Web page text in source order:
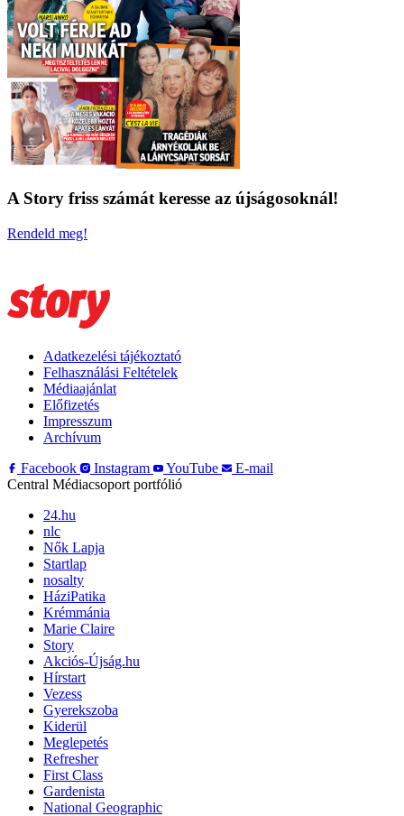
A Story friss számát keresse az újságosoknál!
Rendeld meg!
Adatkezelési tájékoztató
Felhasználási Feltételek
Médiaajánlat
Előfizetés
Impresszum
Archívum
Facebook
Instagram YouTube
E-mail
Central Médiacsoport portfólió
24.hu
nlc
Nők Lapja
Startlap
nosalty
HáziPatika
Krémmánia
Marie Claire
Story
Akciós-Újság.hu
Hírstart
Vezess
Gyerekszoba
Kiderül
Meglepetés
Refresher
First Class
Gardenista
National Geographic